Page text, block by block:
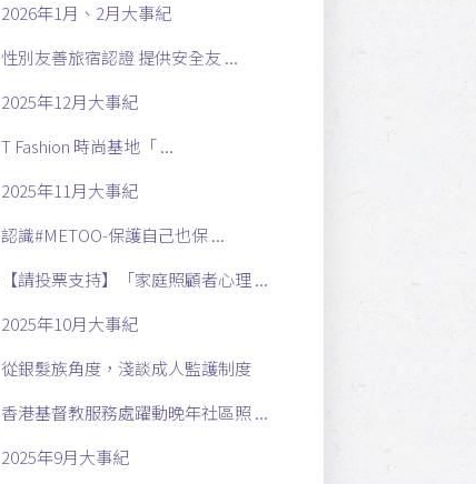
2026年1月、2月大事紀
性別友善旅宿認證 提供安全友 ...
2025年12月大事紀
T Fashion 時尚基地「 ...
2025年11月大事紀
認識#METOO-保護自己也保 ...
【請投票支持】「家庭照顧者心理 ...
2025年10月大事紀
從銀髮族角度，淺談成人監護制度
香港基督教服務處躍動晚年社區照 ...
2025年9月大事紀